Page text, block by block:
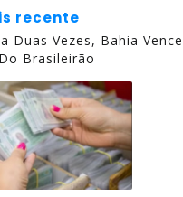
recente
Duas Vezes, Bahia
Brasileirão